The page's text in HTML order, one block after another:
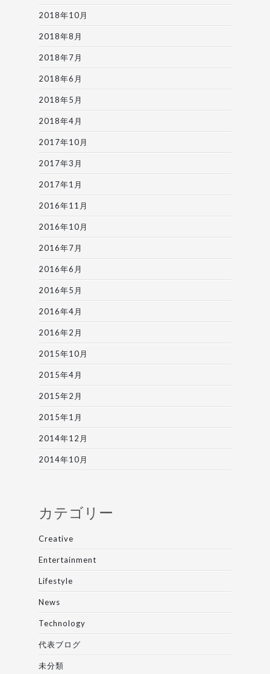
2018年10月
2018年8月
2018年7月
2018年6月
2018年5月
2018年4月
2017年10月
2017年3月
2017年1月
2016年11月
2016年10月
2016年7月
2016年6月
2016年5月
2016年4月
2016年2月
2015年10月
2015年4月
2015年2月
2015年1月
2014年12月
2014年10月
カテゴリー
Creative
Entertainment
Lifestyle
News
Technology
代表ブログ
未分類